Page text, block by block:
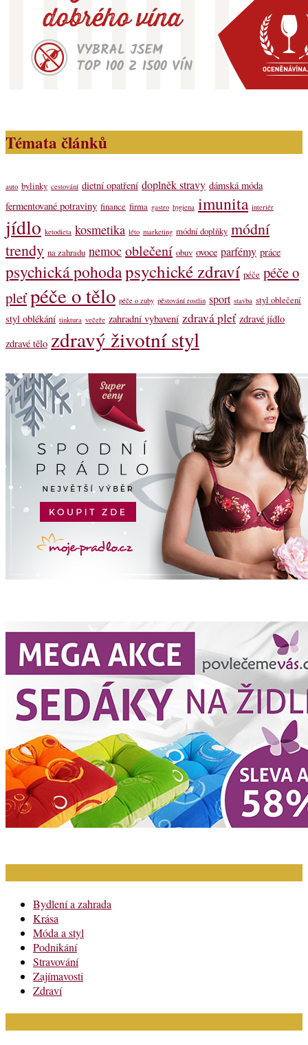
Témata článků
auto bylinky cestování dietní opatření doplněk stravy dámská móda
fermentované potraviny finance firma gastro hygiena imunita interiér
jídlo ketodieta kosmetika léto marketing módní doplňky módní
trendy na zahradu nemoc oblečení obuv ovoce parfémy práce
psychická pohodapsychické zdraví péče péče o
pleťpéče o tělo péče o zuby pěstování rostlin sport stavba styl oblečení
styl oblékání tinktura večeře zahradní vybavení zdravá pleť zdravé jídlo
zdravé tělo zdravý životní styl
Bydlení a zahrada
Krása
Móda a styl
Podnikání
Stravování
Zajímavosti
Zdraví